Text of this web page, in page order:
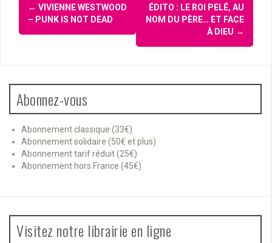
d'article
← VIVIENNE WESTWOOD
– PUNK IS NOT DEAD
ÉDITO : LE ROI PELÉ, AU
NOM DU PÈRE… ET FACE
À DIEU →
Abonnez-vous
Abonnement classique (33€)
Abonnement solidaire (50€ et plus)
Abonnement tarif réduit (25€)
Abonnement hors France (45€)
Visitez notre librairie en ligne